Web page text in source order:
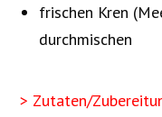
frischen Kren
durchmischen
> Zutaten/